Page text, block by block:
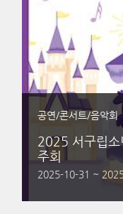
공연/콘서트/음악회
2025 서구립소
주회
2025-10-31 ~